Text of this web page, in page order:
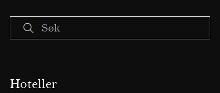
Hoteller